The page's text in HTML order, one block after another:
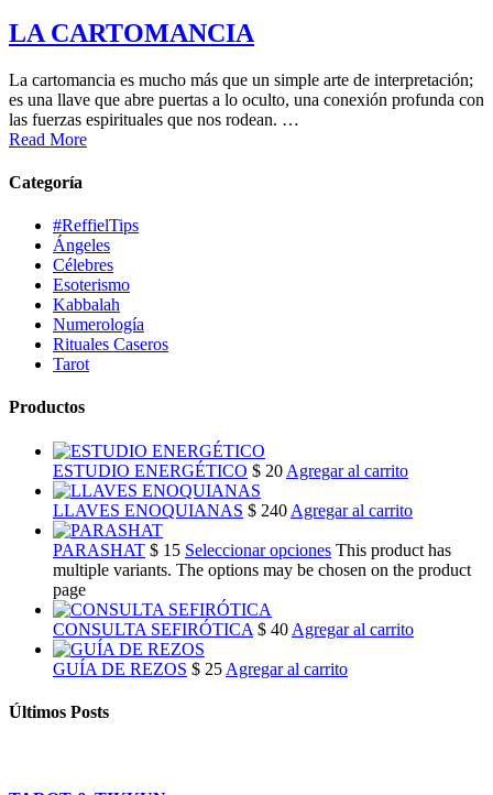
LA CARTOMANCIA
La cartomancia es mucho más que un simple arte de interpretación;
es una llave que abre puertas a lo oculto, una conexión profunda con
las fuerzas espirituales que nos rodean. …
Read More
Categoría
#ReffielTips
Ángeles
Célebres
Esoterismo
Kabbalah
Numerología
Rituales Caseros
Tarot
Productos
ESTUDIO ENERGÉTICO $ 20 Agregar al carrito
LLAVES ENOQUIANAS $ 240 Agregar al carrito
PARASHAT $ 15 Seleccionar opciones This product has
multiple variants. The options may be chosen on the product
page
CONSULTA SEFIRÓTICA $ 40 Agregar al carrito
GUÍA DE REZOS $ 25 Agregar al carrito
Últimos Posts